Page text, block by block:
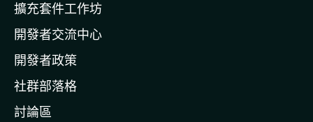
a
官
網
擴充套件工作坊
開發者交流中心
開發者政策
社群部落格
討論區